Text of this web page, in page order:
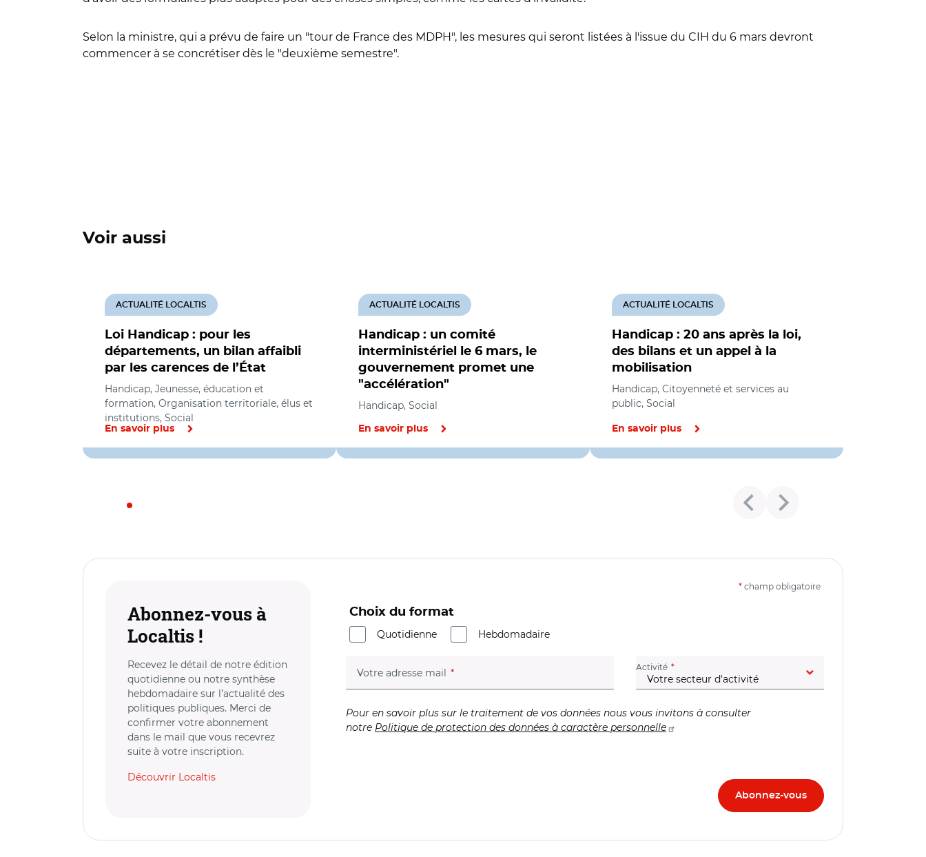
Selon la ministre, qui a prévu de faire un "tour de France des MDPH", les mesures qui seront listées à l'issue du CIH du 6 mars devront
commencer à se concrétiser dès le "deuxième semestre".
Voir aussi
Loi Handicap : pour les
départements, un bilan affaibli
par les carences de l’État
ACTUALITÉ LOCALTIS
Handicap, Jeunesse, éducation et
formation, Organisation territoriale, élus et
institutions, Social
En savoir plus
Handicap : un comité
interministériel le 6 mars, le
gouvernement promet une
"accélération"
ACTUALITÉ LOCALTIS
Handicap, Social
En savoir plus
Handicap : 20 ans après la loi,
des bilans et un appel à la
mobilisation
ACTUALITÉ LOCALTIS
Handicap, Citoyenneté et services au
public, Social
En savoir plus
Abonnez-vous à
Localtis !
Recevez le détail de notre édition
quotidienne ou notre synthèse
hebdomadaire sur l’actualité des
politiques publiques. Merci de
confirmer votre abonnement
dans le mail que vous recevrez
suite à votre inscription.
Découvrir Localtis
* champ obligatoire
Choix du format
Quotidienne
Hebdomadaire
Votre adresse mail (champ obligatoire) Activité (champ obligatoire)
Pour en savoir plus sur le traitement de vos données nous vous invitons à consulter
notre Politique de protection des données à caractère personnelle